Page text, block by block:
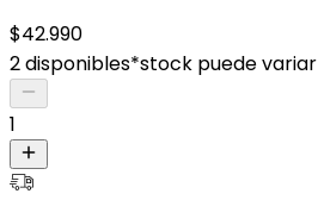
$42.990
2 disponibles*stock puede variar
1